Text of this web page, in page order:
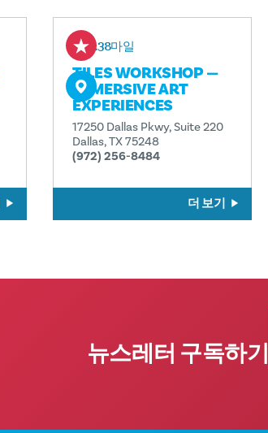
2.38마일
TILES WORKSHOP —
IMMERSIVE ART
EXPERIENCES
17250 Dallas Pkwy, Suite 220
Dallas, TX 75248
(972) 256-8484
더 보기
뉴스레터 구독하기